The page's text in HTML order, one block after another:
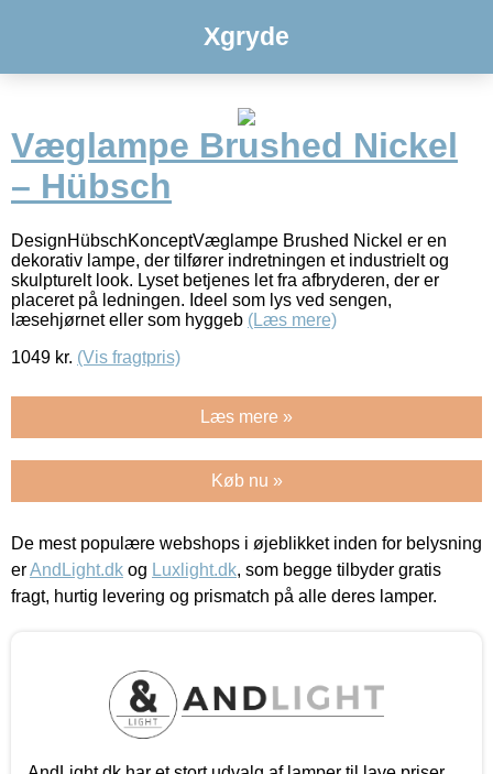
Xgryde
Væglampe Brushed Nickel
– Hübsch
DesignHübschKonceptVæglampe Brushed Nickel er en
dekorativ lampe, der tilfører indretningen et industrielt og
skulpturelt look. Lyset betjenes let fra afbryderen, der er
placeret på ledningen. Ideel som lys ved sengen,
læsehjørnet eller som hyggeb (Læs mere)
1049 kr. (Vis fragtpris)
Læs mere »
Køb nu »
De mest populære webshops i øjeblikket inden for belysning
erAndLight.dk og Luxlight.dk, som begge tilbyder gratis
fragt, hurtig levering og prismatch på alle deres lamper.